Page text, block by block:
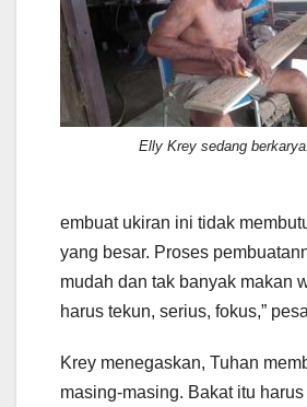
Elly Krey sedang berkarya.
embuat ukiran ini tidak
yang besar. Proses
mudah dan tak banyak makan
harus tekun, serius, fokus,”
Krey menegaskan, Tuhan
masing-masing. Bakat itu